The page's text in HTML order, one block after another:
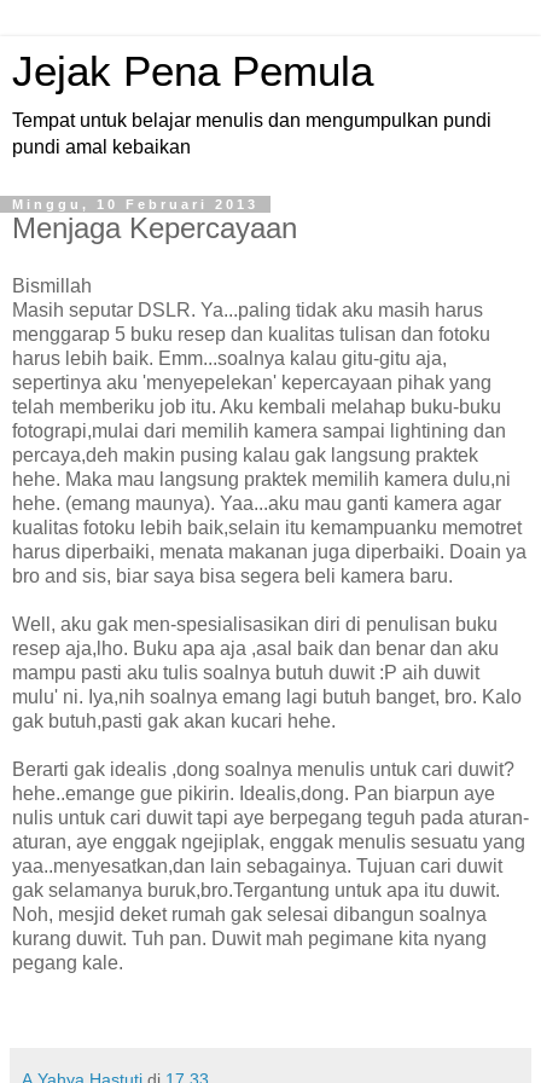
Jejak Pena Pemula
Tempat untuk belajar menulis dan mengumpulkan pundi
pundi amal kebaikan
Minggu, 10 Februari 2013
Menjaga Kepercayaan
Bismillah
Masih seputar DSLR. Ya...paling tidak aku masih harus
menggarap 5 buku resep dan kualitas tulisan dan fotoku
harus lebih baik. Emm...soalnya kalau gitu-gitu aja,
sepertinya aku 'menyepelekan' kepercayaan pihak yang
telah memberiku job itu. Aku kembali melahap buku-buku
fotograpi,mulai dari memilih kamera sampai lightining dan
percaya,deh makin pusing kalau gak langsung praktek
hehe. Maka mau langsung praktek memilih kamera dulu,ni
hehe. (emang maunya). Yaa...aku mau ganti kamera agar
kualitas fotoku lebih baik,selain itu kemampuanku memotret
harus diperbaiki, menata makanan juga diperbaiki. Doain ya
bro and sis, biar saya bisa segera beli kamera baru.
Well, aku gak men-spesialisasikan diri di penulisan buku
resep aja,lho. Buku apa aja ,asal baik dan benar dan aku
mampu pasti aku tulis soalnya butuh duwit :P aih duwit
mulu' ni. Iya,nih soalnya emang lagi butuh banget, bro. Kalo
gak butuh,pasti gak akan kucari hehe.
Berarti gak idealis ,dong soalnya menulis untuk cari duwit?
hehe..emange gue pikirin. Idealis,dong. Pan biarpun aye
nulis untuk cari duwit tapi aye berpegang teguh pada aturan-
aturan, aye enggak ngejiplak, enggak menulis sesuatu yang
yaa..menyesatkan,dan lain sebagainya. Tujuan cari duwit
gak selamanya buruk,bro.Tergantung untuk apa itu duwit.
Noh, mesjid deket rumah gak selesai dibangun soalnya
kurang duwit. Tuh pan. Duwit mah pegimane kita nyang
pegang kale.
A.Yahya Hastuti di 17.33